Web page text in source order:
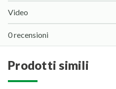
Video
0 recensioni
prodotti simili